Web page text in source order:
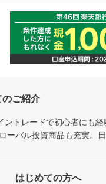
のご紹介
ントレードで初心者にも
ーバル投資商品も充実。
はじめての方へ